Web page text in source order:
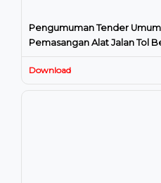
Pengumuman Tender
Pemasangan Alat Jalan Tol
Tahap II dan Tahap III
Download